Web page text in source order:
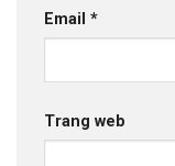
Email *
Trang web